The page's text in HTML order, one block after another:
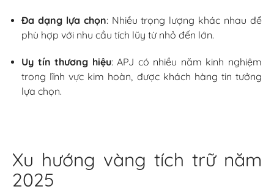
Đa dạng lựa chọn: Nhiều trọng lượng khác nhau để
phù hợp với nhu cầu tích lũy từ nhỏ đến lớn.
Uy tín thương hiệu: APJ có nhiều năm kinh nghiệm
trong lĩnh vực kim hoàn, được khách hàng tin tưởng
lựa chọn.
Xu hướng vàng tích trữ năm
2025